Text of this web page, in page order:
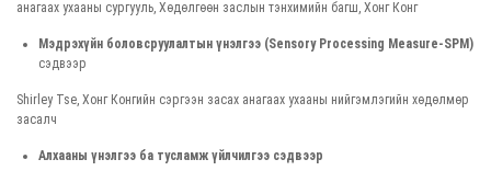
анагаах ухааны сургууль, Хөдөлгөөн заслын тэнхимийн багш, Хонг Конг
Мэдрэхүйн боловсруулалтын үнэлгээ (Sensory Processing Measure-SPM)
сэдвээр
Shirley Tse, Хонг Конгийн сэргээн засах анагаах ухааны нийгэмлэгийн хөдөлмөр
засалч
Алхааны үнэлгээ ба тусламж үйлчилгээ сэдвээр